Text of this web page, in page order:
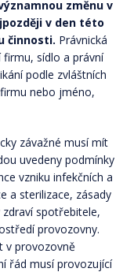
změnu v
v den této
činnosti. Právnická
sídlo a právní
podle zvláštních
nebo jméno,
závažné musí mít
uvedeny podmínky
vzniku infekčních a
a sterilizace, zásady
spotřebitele,
provozovny.
v provozovně
řád musí provozující